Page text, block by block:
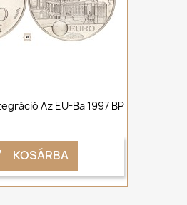
Az EU-Ba 1997 BP
KOSÁRBA